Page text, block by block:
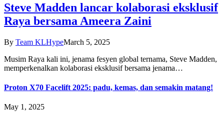
Steve Madden lancar kolaborasi eksklusif
Raya bersama Ameera Zaini
By Team KLHypeMarch 5, 2025
Musim Raya kali ini, jenama fesyen global ternama, Steve Madden,
memperkenalkan kolaborasi eksklusif bersama jenama…
Proton X70 Facelift 2025: padu, kemas, dan semakin matang!
May 1, 2025